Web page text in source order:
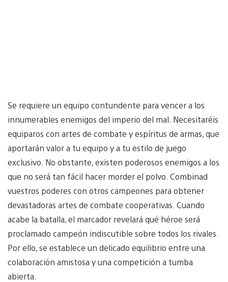
Se requiere un equipo contundente para vencer a los
innumerables enemigos del imperio del mal. Necesitaréis
equiparos con artes de combate y espíritus de armas, que
aportarán valor a tu equipo y a tu estilo de juego
exclusivo. No obstante, existen poderosos enemigos a los
que no será tan fácil hacer morder el polvo. Combinad
vuestros poderes con otros campeones para obtener
devastadoras artes de combate cooperativas. Cuando
acabe la batalla, el marcador revelará qué héroe será
proclamado campeón indiscutible sobre todos los rivales.
Por ello, se establece un delicado equilibrio entre una
colaboración amistosa y una competición a tumba
abierta.